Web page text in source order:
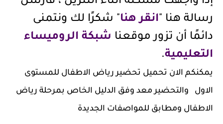
رسالة هنا "انقر هنا" شكرًا لك ونتمنى
دائمًا أن تزور موقعنا شبكة الروميساء
التعليمية.
يمكنكم الان تحميل تحضير رياض الاطفال للمستوى
الاول والتحضير معد وفق الدليل الخاص بمرحلة رياض
الاطفال ومطابق للمواصفات الجديدة